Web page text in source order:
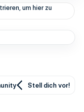
um hier zu
Stell dich vor!